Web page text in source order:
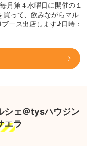
月第４水曜日に開催の１
って、飲みながらマル
ース出店します♪日時：
シェ＠tysハウジン
エラ